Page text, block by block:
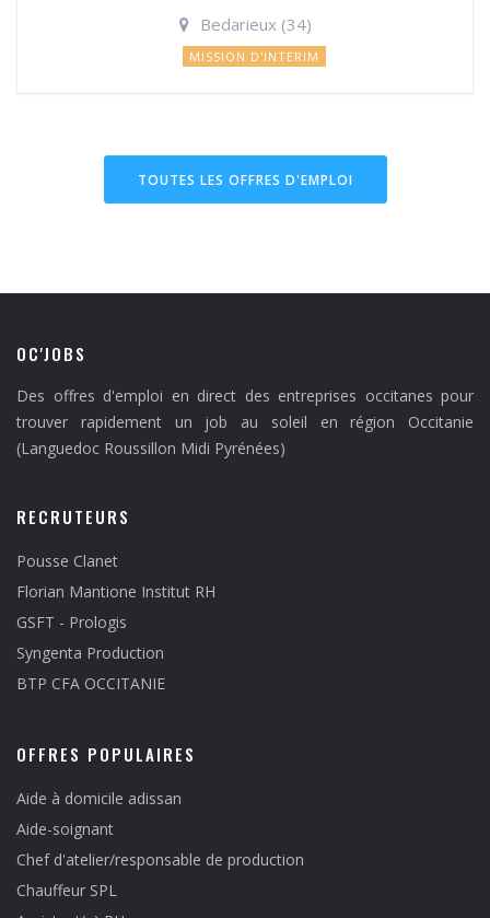
Bedarieux (34)
MISSION D'INTERIM
TOUTES LES OFFRES D'EMPLOI
OC'JOBS
Des offres d'emploi en direct des entreprises occitanes pour
trouver rapidement un job au soleil en région Occitanie
(Languedoc Roussillon Midi Pyrénées)
RECRUTEURS
Pousse Clanet
Florian Mantione Institut RH
GSFT - Prologis
Syngenta Production
BTP CFA OCCITANIE
OFFRES POPULAIRES
Aide à domicile adissan
Aide-soignant
Chef d'atelier/responsable de production
Chauffeur SPL